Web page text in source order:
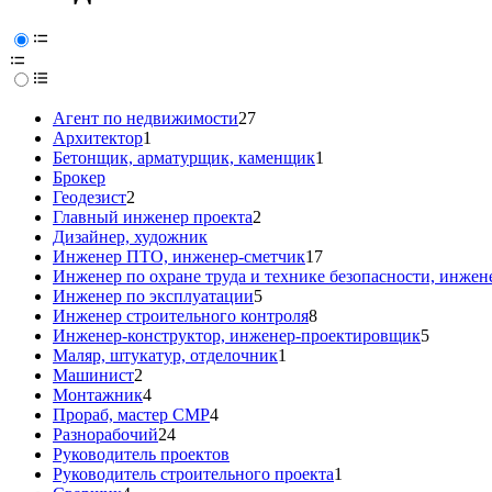
Агент по недвижимости27
Архитектор1
Бетонщик, арматурщик, каменщик1
Брокер
Геодезист2
Главный инженер проекта2
Дизайнер, художник
Инженер ПТО, инженер-сметчик17
Инженер по охране труда и технике безопасности,
Инженер по эксплуатации5
Инженер строительного контроля8
Инженер-конструктор, инженер-проектировщик5
Маляр, штукатур, отделочник1
Машинист2
Монтажник4
Прораб, мастер СМР4
Разнорабочий24
Руководитель проектов
Руководитель строительного проекта1